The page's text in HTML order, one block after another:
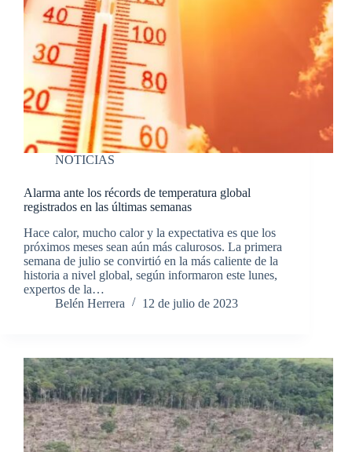
NOTICIAS
Alarma ante los récords de temperatura global
registrados en las últimas semanas
Hace calor, mucho calor y la expectativa es que los
próximos meses sean aún más calurosos. La primera
semana de julio se convirtió en la más caliente de la
historia a nivel global, según informaron este lunes,
expertos de la…
Belén Herrera
12 de julio de 2023